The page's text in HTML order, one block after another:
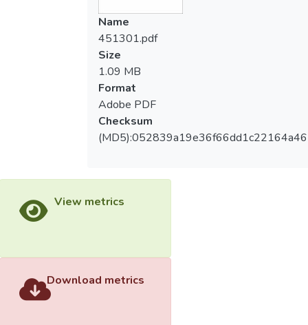
Name
451301.pdf
Size
1.09 MB
Format
Adobe PDF
Checksum
View metrics
Download metrics